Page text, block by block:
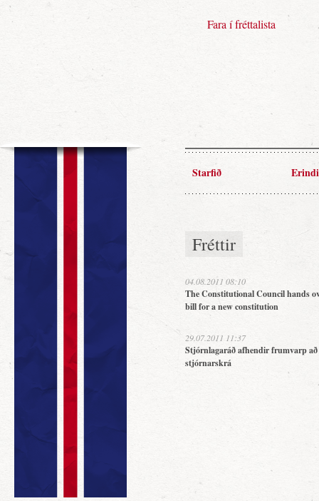
Fara í fréttalista
Starfið Erindi
Fréttir
04.08.2011 08:10
The Constitutional Council hands
bill for a new constitution
29.07.2011 11:37
Stjórnlagaráð afhendir frumvarp
stjórnarskrá